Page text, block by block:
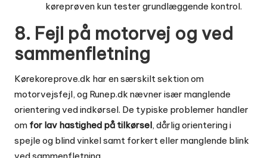
køreprøven kun tester grundlæggende kontrol.
8. Fejl på motorvej og ved
sammenfletning
Kørekoreprove.dk har en særskilt sektion om
motorvejsfejl, og Runep.dk nævner især manglende
orientering ved indkørsel. De typiske problemer handler
om for lav hastighed på tilkørsel, dårlig orientering i
spejle og blind vinkel samt forkert eller manglende blink